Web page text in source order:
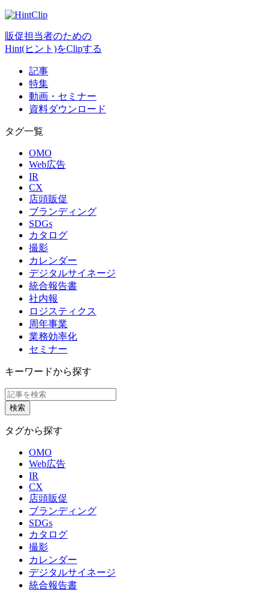
販促担当者のための
Hint(ヒント)をClipする
記事
特集
動画・セミナー
資料ダウンロード
タグ一覧
OMO
Web広告
IR
CX
店頭販促
ブランディング
SDGs
カタログ
撮影
カレンダー
デジタルサイネージ
統合報告書
社内報
ロジスティクス
周年事業
業務効率化
セミナー
キーワードから探す
タグから探す
OMO
Web広告
IR
CX
店頭販促
ブランディング
SDGs
カタログ
撮影
カレンダー
デジタルサイネージ
統合報告書